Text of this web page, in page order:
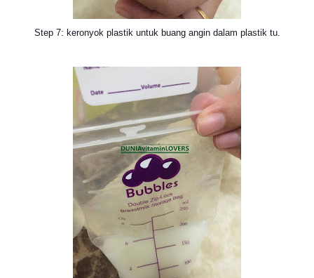
Step 7: keronyok plastik untuk buang angin dalam plastik tu.